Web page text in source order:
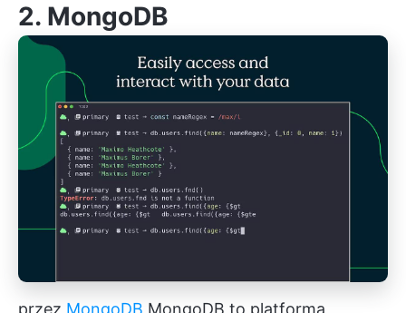
2. MongoDB
przez MongoDB MongoDB to platforma